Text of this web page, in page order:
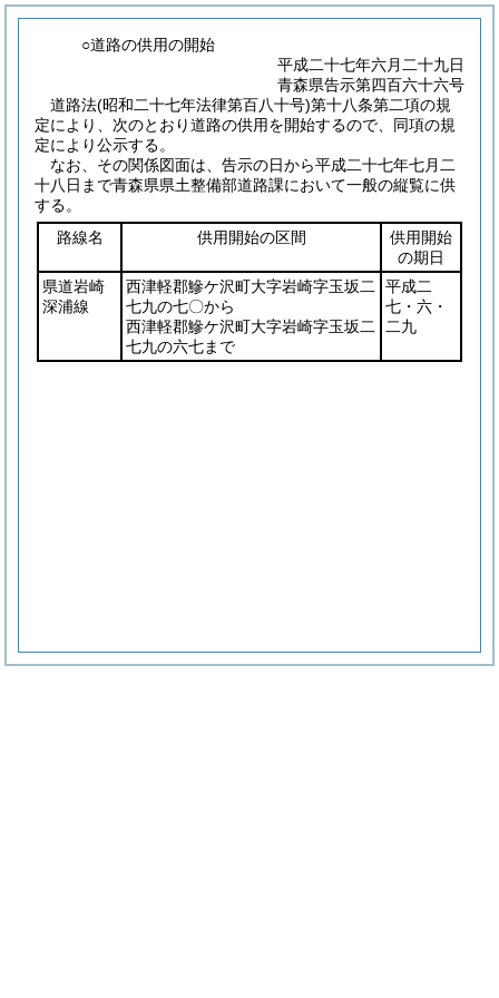
○道路の供用の開始
平成二十七年六月二十九日
青森県告示第四百六十六号
道路法(昭和二十七年法律第百八十号)第十八条第二項の規
定により、次のとおり道路の供用を開始するので、同項の規
定により公示する。
なお、その関係図面は、告示の日から平成二十七年七月二
十八日まで青森県県土整備部道路課において一般の縦覧に供
する。
路線名
供用開始の区間
供用開始
の期日
県道岩崎
深浦線
西津軽郡鰺ケ沢町大字岩崎字玉坂二
七九の七〇から
西津軽郡鰺ケ沢町大字岩崎字玉坂二
七九の六七まで
平成二
七・六・
二九